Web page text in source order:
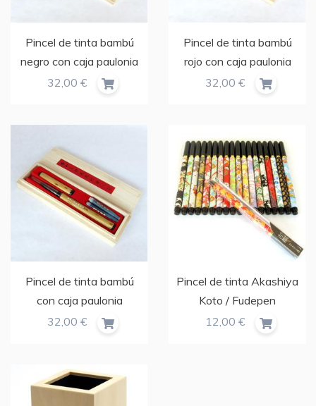
Pincel de tinta bambú
negro con caja paulonia
32,00 €
Pincel de tinta bambú
rojo con caja paulonia
32,00 €
Pincel de tinta bambú
con caja paulonia
32,00 €
Pincel de tinta Akashiya
Koto / Fudepen
12,00 €